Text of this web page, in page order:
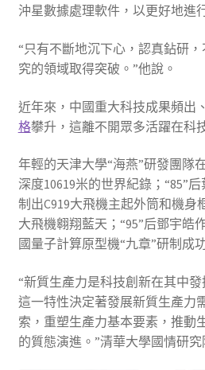
沖星數據處理軟件，以更好地進
“只有不斷地沉下心，認真鉆研
究的領域取得突破。”他說。
近年來，中國重大科技成果頻出
格攀升，這離不開眾多活躍在科
年輕的天津大學“海燕”研發團隊
深度10619米的世界紀錄；“85”
制出C919大飛機主起外筒和機身
大飛機翱翔藍天；“95”后鄧宇皓
國量子計算原型機“九章”研制成
“新質生產力是科技創新在其中
這一特性決定著發展新質生產力
索，重塑生產力基本要素，推動
的質態演進。”清華大學國情研